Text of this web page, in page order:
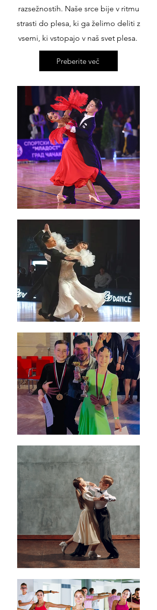
razsežnostih. Naše srce bije v ritmu
strasti do plesa, ki ga želimo deliti z
vsemi, ki vstopajo v naš svet plesa.
Preberite več